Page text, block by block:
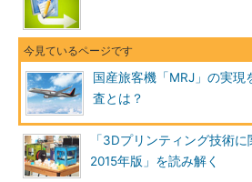
国産旅客機「MRJ」の実現
査とは？
「3Dプリンティング技術
2015年版」を読み解く